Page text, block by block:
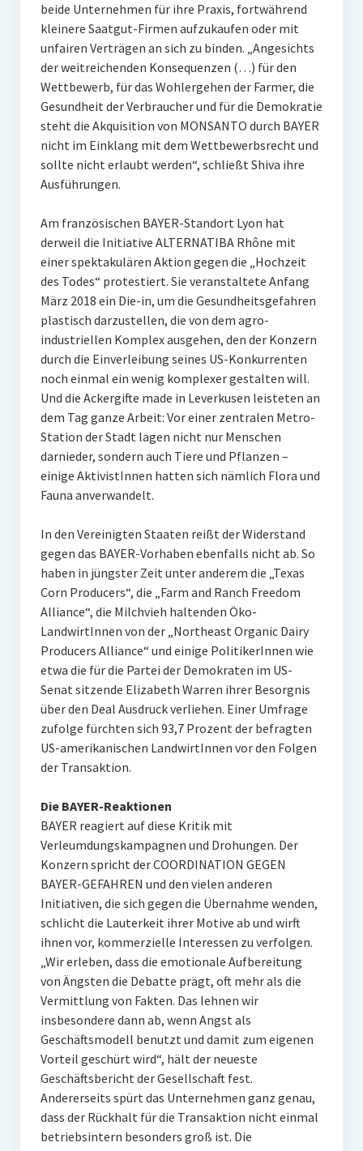
beide Unternehmen für ihre Praxis, fortwährend
kleinere Saatgut-Firmen aufzukaufen oder mit
unfairen Verträgen an sich zu binden. „Angesichts
der weitreichenden Konsequenzen (…) für den
Wettbewerb, für das Wohlergehen der Farmer, die
Gesundheit der Verbraucher und für die Demokratie
steht die Akquisition von MONSANTO durch BAYER
nicht im Einklang mit dem Wettbewerbsrecht und
sollte nicht erlaubt werden“, schließt Shiva ihre
Ausführungen.
Am französischen BAYER-Standort Lyon hat
derweil die Initiative ALTERNATIBA Rhône mit
einer spektakulären Aktion gegen die „Hochzeit
des Todes“ protestiert. Sie veranstaltete Anfang
März 2018 ein Die-in, um die Gesundheitsgefahren
plastisch darzustellen, die von dem agro-
industriellen Komplex ausgehen, den der Konzern
durch die Einverleibung seines US-Konkurrenten
noch einmal ein wenig komplexer gestalten will.
Und die Ackergifte made in Leverkusen leisteten an
dem Tag ganze Arbeit: Vor einer zentralen Metro-
Station der Stadt lagen nicht nur Menschen
darnieder, sondern auch Tiere und Pflanzen –
einige AktivistInnen hatten sich nämlich Flora und
Fauna anverwandelt.
In den Vereinigten Staaten reißt der Widerstand
gegen das BAYER-Vorhaben ebenfalls nicht ab. So
haben in jüngster Zeit unter anderem die „Texas
Corn Producers“, die „Farm and Ranch Freedom
Alliance“, die Milchvieh haltenden Öko-
LandwirtInnen von der „Northeast Organic Dairy
Producers Alliance“ und einige PolitikerInnen wie
etwa die für die Partei der Demokraten im US-
Senat sitzende Elizabeth Warren ihrer Besorgnis
über den Deal Ausdruck verliehen. Einer Umfrage
zufolge fürchten sich 93,7 Prozent der befragten
US-amerikanischen LandwirtInnen vor den Folgen
der Transaktion.
Die BAYER-Reaktionen
BAYER reagiert auf diese Kritik mit
Verleumdungskampagnen und Drohungen. Der
Konzern spricht der COORDINATION GEGEN
BAYER-GEFAHREN und den vielen anderen
Initiativen, die sich gegen die Übernahme wenden,
schlicht die Lauterkeit ihrer Motive ab und wirft
ihnen vor, kommerzielle Interessen zu verfolgen.
„Wir erleben, dass die emotionale Aufbereitung
von Ängsten die Debatte prägt, oft mehr als die
Vermittlung von Fakten. Das lehnen wir
insbesondere dann ab, wenn Angst als
Geschäftsmodell benutzt und damit zum eigenen
Vorteil geschürt wird“, hält der neueste
Geschäftsbericht der Gesellschaft fest.
Andererseits spürt das Unternehmen ganz genau,
dass der Rückhalt für die Transaktion nicht einmal
betriebsintern besonders groß ist. Die